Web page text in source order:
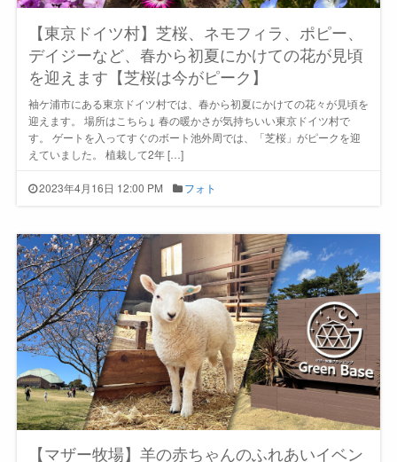
【東京ドイツ村】芝桜、ネモフィラ、ポピー、
デイジーなど、春から初夏にかけての花が見頃
を迎えます【芝桜は今がピーク】
袖ケ浦市にある東京ドイツ村では、春から初夏にかけての花々が見頃を
迎えます。 場所はこちら↓ 春の暖かさが気持ちいい東京ドイツ村で
す。 ゲートを入ってすぐのボート池外周では、「芝桜」がピークを迎
えていました。 植栽して2年 […]
2023年4月16日 12:00 PM フォト
【マザー牧場】羊の赤ちゃんのふれあいイベン